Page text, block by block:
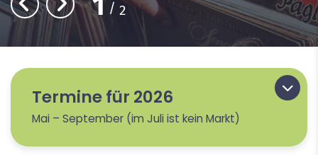
2
Termine für 2026
Mai – September (im Juli ist kein Markt)